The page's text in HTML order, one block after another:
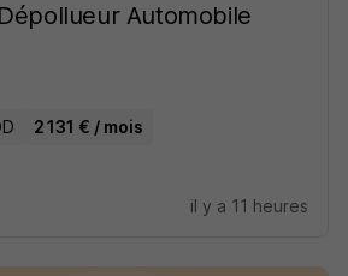
Automobile
2 131 € / mois
il y a 11 heures